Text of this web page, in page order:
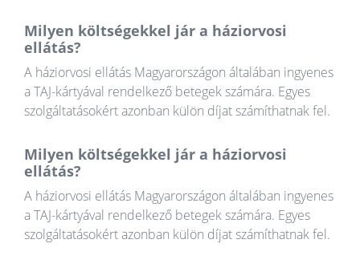
Milyen költségekkel jár a háziorvosi
ellátás?
A háziorvosi ellátás Magyarországon általában ingyenes
a TAJ-kártyával rendelkező betegek számára. Egyes
szolgáltatásokért azonban külön díjat számíthatnak fel.
Milyen költségekkel jár a háziorvosi
ellátás?
A háziorvosi ellátás Magyarországon általában ingyenes
a TAJ-kártyával rendelkező betegek számára. Egyes
szolgáltatásokért azonban külön díjat számíthatnak fel.